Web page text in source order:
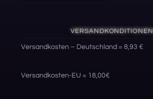
VERSANDKONDITIONEN
Versandkosten – Deutschland = 8,93 €
Versandkosten-EU = 18,00€